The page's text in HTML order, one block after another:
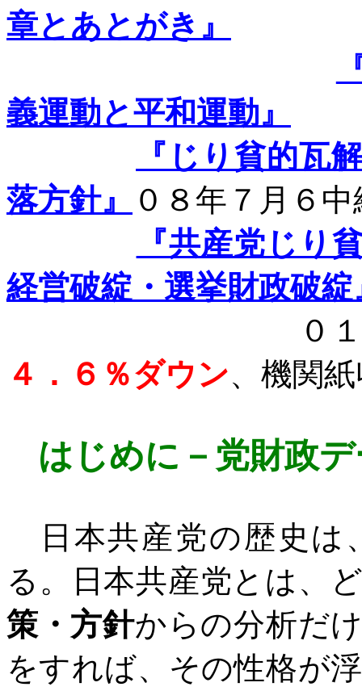
章とあとがき』
義運動と平和運動』
『じり貧的瓦
落方針』
０８年７月６
『共産党じり
経営破綻・選挙財政破綻
０１年以降７
４．６％ダウン、機関
はじめに－党財政
日本共産党の歴史は
る。日本共産党とは、
策・方針からの分析だ
をすれば、その性格が